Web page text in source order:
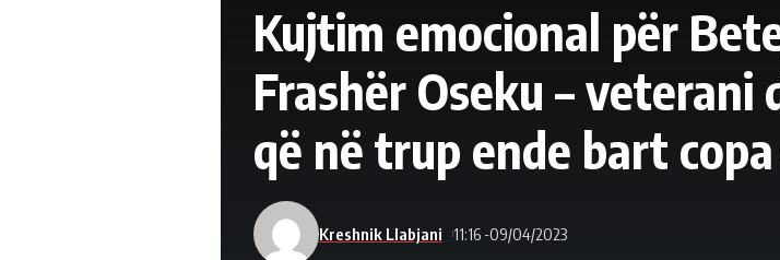
Kujtim emocional për
Frashër Oseku – veterani
që në trup ende bart
Kreshnik Llabjani 11:16 -09/04/2023